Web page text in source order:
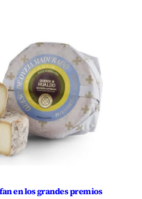
en los grandes premios